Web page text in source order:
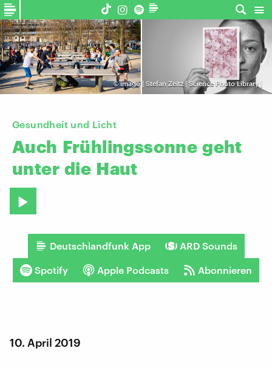
©imago | Stefan Zeitz | Science Photo Library |
Gesundheit und Licht
Auch Frühlingssonne geht
unter die Haut
Deutschlandfunk App ARD Sounds
Spotify Apple Podcasts Abonnieren
10. April 2019